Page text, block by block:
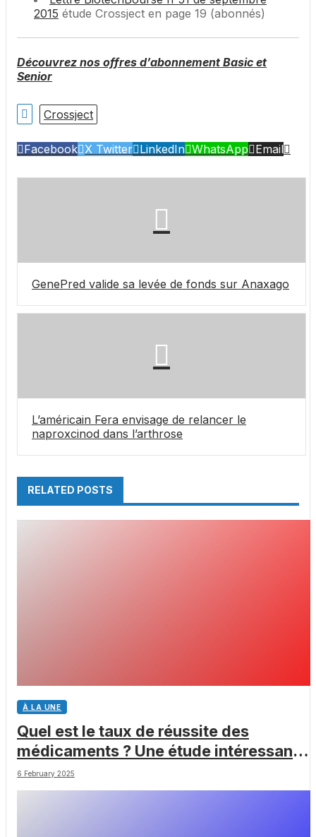
2015 étude Crossject en page 19 (abonnés)
Découvrez nos offres d’abonnement Basic et
Senior
Crossject
Facebook X Twitter LinkedIn WhatsApp Email
GenePred valide sa levée de fonds sur Anaxago
L’américain Fera envisage de relancer le
naproxcinod dans l’arthrose
RELATED POSTS
À LA UNE
Quel est le taux de réussite des
médicaments ? Une étude intéressante
chez les Big Pharmas
6 February 2025